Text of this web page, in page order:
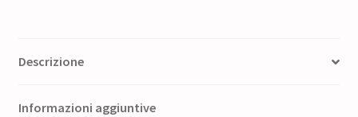
Descrizione
Informazioni aggiuntive